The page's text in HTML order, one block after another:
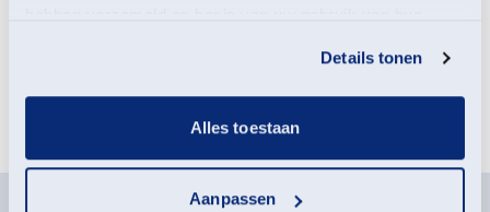
Details tonen
Alles toestaan
Aanpassen
Meld je aan voor deze